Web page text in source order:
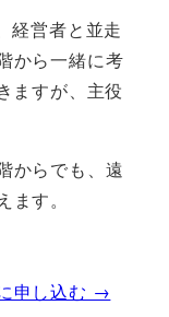
経営者と並走
から一緒に考
ますが、主役
からでも、遠
す。
申し込む →